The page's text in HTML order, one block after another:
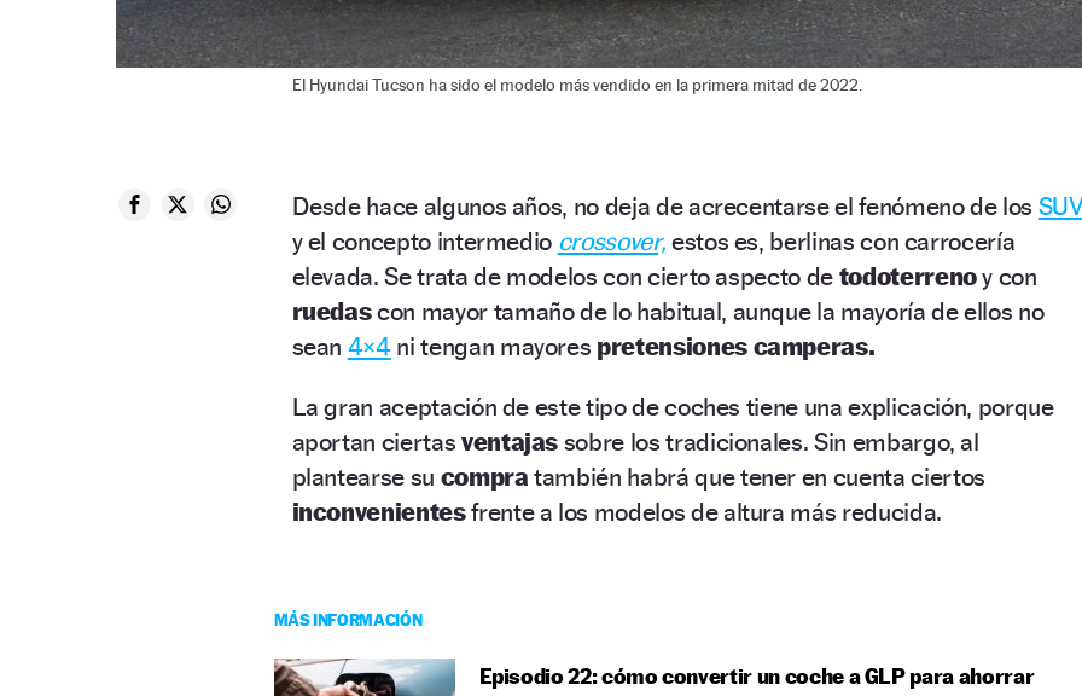
El Hyundai Tucson ha sido el modelo más vendido en la primera mitad de 2022.
Desde hace algunos años, no deja de acrecentarse el fenómeno de los
y el concepto intermedio crossover, estos es, berlinas con carrocería
elevada. Se trata de modelos con cierto aspecto de todoterrenoy con
ruedascon mayor tamaño de lo habitual, aunque la mayoría de ellos no
sean 4×4ni tengan mayores pretensiones camperas.
La gran aceptación de este tipo de coches tiene una explicación, porque
aportan ciertas ventajas sobre los tradicionales. Sin embargo, al
plantearse su compra también habrá que tener en cuenta ciertos
inconvenientesfrente a los modelos de altura más reducida.
MÁS INFORMACIÓN
Episodio 22: cómo convertir un coche a GLP para ahorrar